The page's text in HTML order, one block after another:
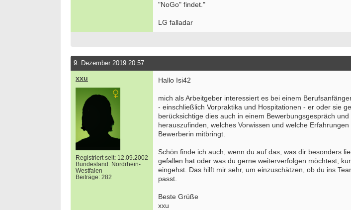
"NoGo" findet."
LG falladar
9. Dezember 2019 20:57
xxu
Registriert seit: 12.09.2002
Bundesland: Nordrhein-
Westfalen
Beiträge: 282
Hallo Isi42
mich als Arbeitgeber interessiert es bei einem
- einschließlich Vorpraktika und Hospitationen - er oder sie
berücksichtige dies auch in einem Bewerbungsgespräch
herauszufinden, welches Vorwissen und welche
Bewerberin mitbringt.
Schön finde ich auch, wenn du auf das, was dir besonders
gefallen hat oder was du gerne weiterverfolgen möchtest,
eingehst. Das hilft mir sehr, um einzuschätzen, ob du ins
passt.
Beste Grüße
xxu